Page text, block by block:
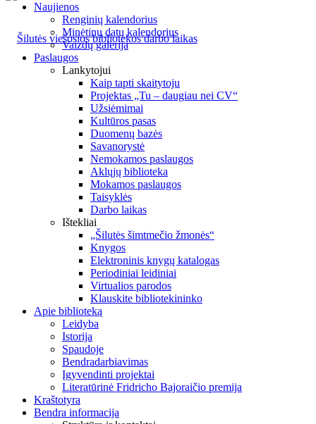
Naujienos
Renginių kalendorius
Minėtinų datų kalendorius
Vaizdų galerija
Paslaugos
Lankytojui
Kaip tapti skaitytoju
Projektas „Tu – daugiau nei CV“
Užsiėmimai
Kultūros pasas
Duomenų bazės
Savanorystė
Nemokamos paslaugos
Aklųjų biblioteka
Mokamos paslaugos
Taisyklės
Darbo laikas
Ištekliai
„Šilutės šimtmečio žmonės“
Knygos
Elektroninis knygų katalogas
Periodiniai leidiniai
Virtualios parodos
Klauskite bibliotekininko
Apie biblioteką
Leidyba
Istorija
Spaudoje
Bendradarbiavimas
Įgyvendinti projektai
Literatūrinė Fridricho Bajoraičio premija
Kraštotyra
Bendra informacija